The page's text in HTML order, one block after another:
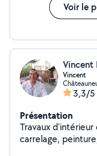
Voir le
Vincent
Vincent
3,3/5
Présentation
Travaux
carrelage,